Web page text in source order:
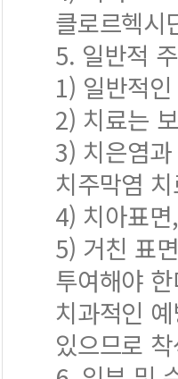
클로르헥시
5. 일반적
1) 일반적
2) 치료는
3) 치은염
치주막염
4) 치아표
5) 거친 표
투여해야
치과적인
있으므로